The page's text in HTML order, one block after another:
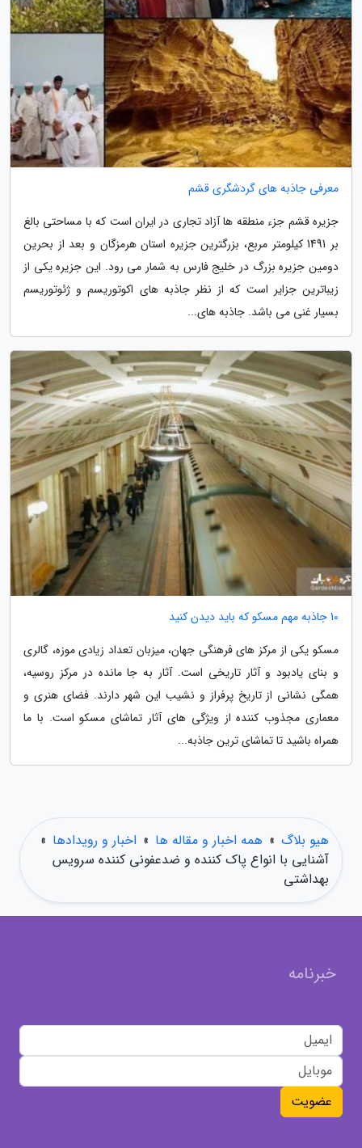
معرفی جاذبه های گردشگری قشم
جزیره قشم جزء منطقه ها آزاد تجاری در ایران است که با مساحتی بالغ
بر 1491 کیلومتر مربع، بزرگترین جزیره استان هرمزگان و بعد از بحرین
دومین جزیره بزرگ در خلیج فارس به شمار می رود. این جزیره یکی از
زیباترین جزایر است که از نظر جاذبه های اکوتوریسم و ژئوتوریسم
بسیار غنی می باشد. جاذبه های...
10 جاذبه مهم مسکو که باید دیدن کنید
مسکو یکی از مرکز های فرهنگی جهان، میزبان تعداد زیادی موزه، گالری
و بنای یادبود و آثار تاریخی است. آثار به جا مانده در مرکز روسیه،
همگی نشانی از تاریخ پرفراز و نشیب این شهر دارند. فضای هنری و
معماری مجذوب کننده از ویژگی های آثار تماشای مسکو است. با ما
همراه باشید تا تماشای ترین جاذبه...
هیو بلاگ » همه اخبار و مقاله ها » اخبار و رویدادها »
آشنایی با انواع پاک کننده و ضدعفونی کننده سرویس
بهداشتی
خبرنامه
عضویت